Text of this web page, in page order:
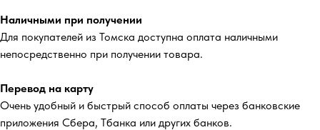
Наличными при получении
Для покупателей из Томска доступна оплата наличными
непосредственно при получении товара.
Перевод на карту
Очень удобный и быстрый способ оплаты через банковские
приложения Сбера, Тбанка или других банков.